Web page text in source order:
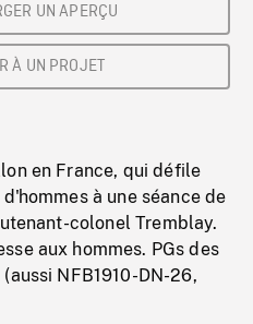
UN APERÇU
À UN PROJET
en France, qui défile
à une séance de
colonel Tremblay.
aux hommes. PGs des
NFB1910-DN-26,